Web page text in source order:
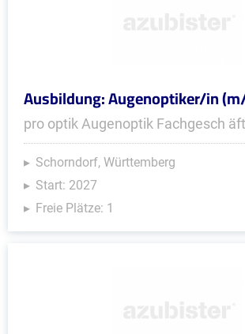
Ausbildung: Augenoptiker/in
pro optik Augenoptik Fachgesch
Schorndorf, Württemberg
Start: 2027
Freie Plätze: 1